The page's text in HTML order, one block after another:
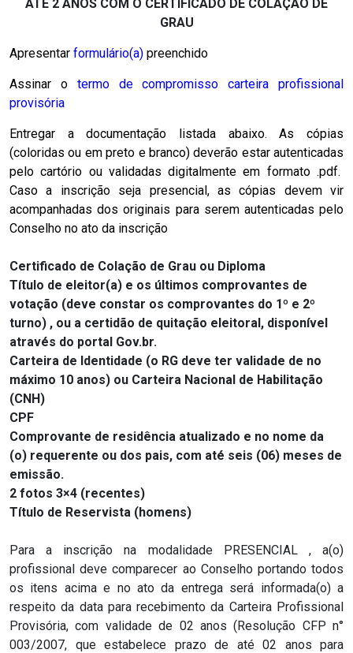
ATÉ 2 ANOS COM O CERTIFICADO DE COLAÇÃO DE
GRAU
Apresentar formulário(a) preenchido
Assinar o
termo de compromisso carteira profissional
provisória
Entregar a documentação listada abaixo. As cópias
(coloridas ou em preto e branco) deverão estar autenticadas
pelo cartório ou validadas digitalmente em formato .pdf.
Caso a inscrição seja presencial, as cópias devem vir
acompanhadas dos originais para serem autenticadas pelo
Conselho no ato da inscrição
Certificado de Colação de Grau ou Diploma
Título de eleitor(a) e os últimos comprovantes de
votação (deve constar os comprovantes do 1º e 2º
turno) , ou a certidão de quitação eleitoral, disponível
através do portal Gov.br.
Carteira de Identidade (o RG deve ter validade de no
máximo 10 anos) ou Carteira Nacional de Habilitação
(CNH)
CPF
Comprovante de residência atualizado e no nome da
(o) requerente ou dos pais, com até seis (06) meses de
emissão.
2 fotos 3×4 (recentes)
Título de Reservista (homens)
Para a inscrição na modalidade PRESENCIAL , a(o)
profissional deve comparecer ao Conselho portando todos
os itens acima e no ato da entrega será informada(o) a
respeito da data para recebimento da Carteira Profissional
Provisória, com validade de 02 anos (Resolução CFP n°
003/2007, que estabelece prazo de até 02 anos para